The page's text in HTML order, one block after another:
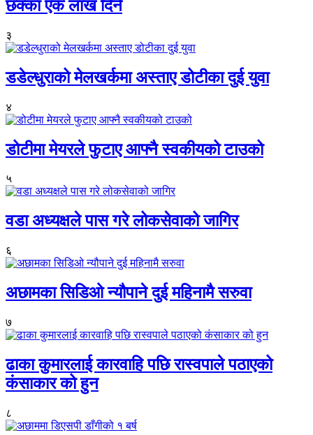
छक्का एक लाख दिने
३
डडेल्धुराको मेलखर्कमा अस्ताए डोटीका दुई युवा
४
डोटीमा मेयरले फुटाए आफ्नै स्वकीयको टाउको
५
वडा अध्यक्षले पास गरे लोकसेवाको जागिर
६
अछामका सिडिओ न्यौपाने दुई महिनामै सरुवा
७
ढाका कुमारलाई कारवाहि पछि रास्वपाले पठाएको
कंसाकार को हुन
८